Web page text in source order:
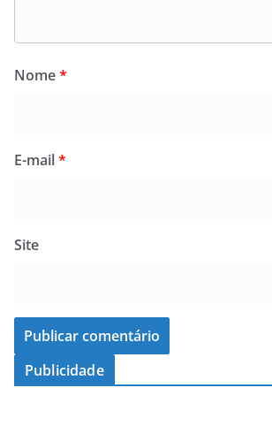
Nome*
E-mail*
Site
Publicidade